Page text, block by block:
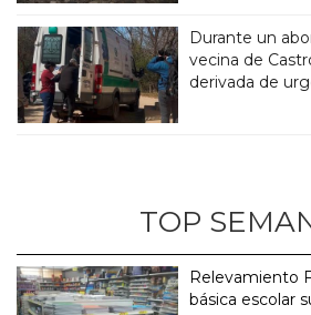
Durante un
vecina de
derivada de
TOP
Relevamiento
básica escolar